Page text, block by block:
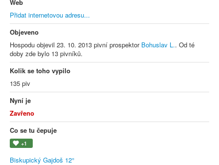
Web
Přidat internetovou adresu...
Objeveno
Hospodu objevil 23. 10. 2013 pivní prospektor Bohuslav L.. Od té
doby zde bylo 13 pivníků.
Kolik se toho vypilo
135 piv
Nyní je
Zavřeno
Co se tu čepuje
+1
Biskupický Gajdoš 12°